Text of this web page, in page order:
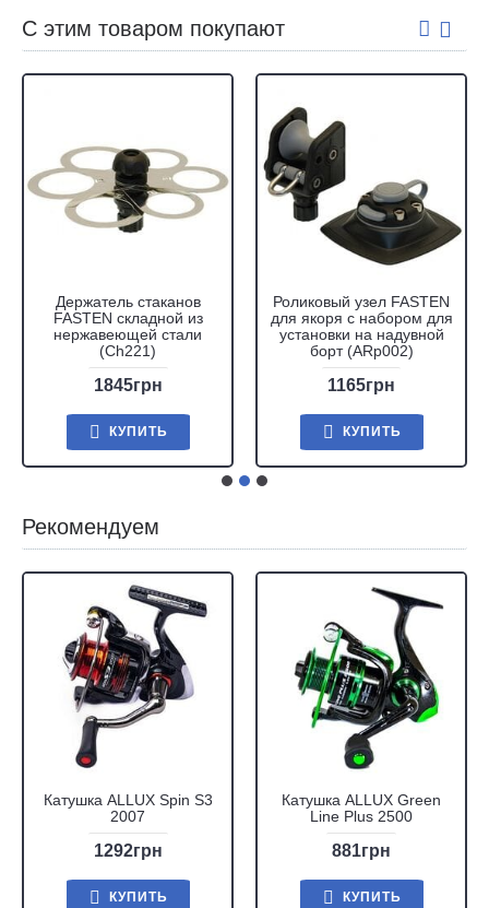
С этим товаром покупают
Держатель стаканов
FASTEN складной из
нержавеющей стали
(Ch221)
1845грн
КУПИТЬ
Роликовый узел FASTEN
для якоря с набором для
установки на надувной
борт (ARp002)
1165грн
КУПИТЬ
Рекомендуем
Катушка ALLUX Spin S3
2007
1292грн
КУПИТЬ
Катушка ALLUX Green
Line Plus 2500
881грн
КУПИТЬ